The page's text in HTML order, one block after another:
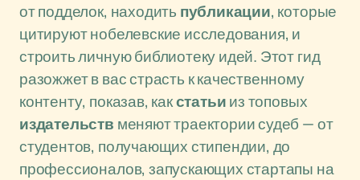
от подделок, находить публикации, которые
цитируют нобелевские исследования, и
строить личную библиотеку идей. Этот гид
разожжет в вас страсть к качественному
контенту, показав, какстатьииз топовых
издательств меняют траектории судеб — от
студентов, получающих стипендии, до
профессионалов, запускающих стартапы на